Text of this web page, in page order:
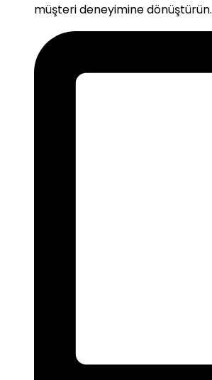
müşteri deneyimine dönüştürün.